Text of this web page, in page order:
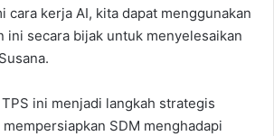
cara kerja AI, kita dapat menggunakan
ini secara bijak untuk menyelesaikan
ini menjadi langkah strategis
SDM menghadapi